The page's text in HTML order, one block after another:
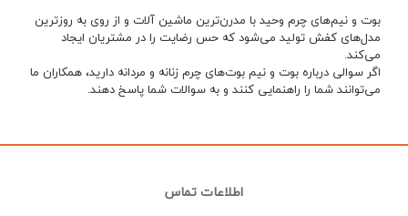
بوت و نیم‌های چرم وحید با مدرن‌ترین ماشین آلات و از روی به روزترین
مدل‌های کفش تولید می‌شود که حس رضایت را در مشتریان ایجاد
می‌کند.
اگر سوالی درباره بوت و نیم بوت‌های چرم زنانه و مردانه دارید، همکاران ما
می‌توانند شما را راهنمایی کنند و به سوالات شما پاسخ دهند.
اطلاعات تماس